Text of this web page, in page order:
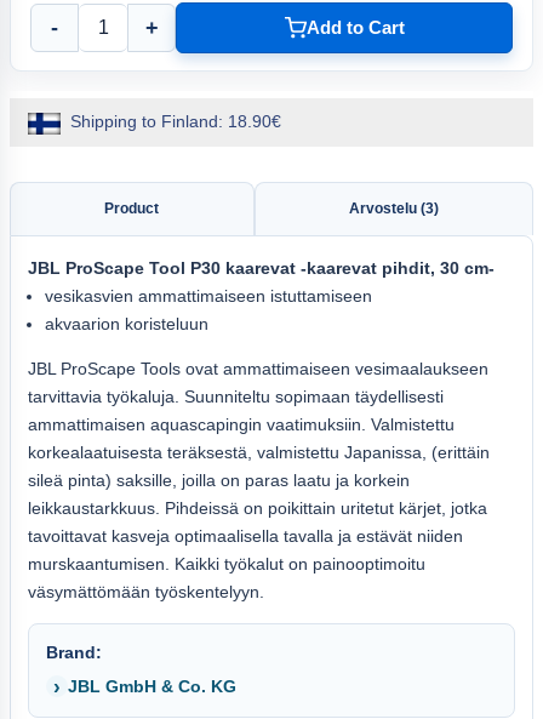
- + Add to Cart
Shipping to Finland: 18.90€
Product Arvostelu (3)
JBL ProScape Tool P30 kaarevat -kaarevat pihdit, 30 cm-
vesikasvien ammattimaiseen istuttamiseen
akvaarion koristeluun
JBL ProScape Tools ovat ammattimaiseen vesimaalaukseen
tarvittavia työkaluja. Suunniteltu sopimaan täydellisesti
ammattimaisen aquascapingin vaatimuksiin. Valmistettu
korkealaatuisesta teräksestä, valmistettu Japanissa, (erittäin
sileä pinta) saksille, joilla on paras laatu ja korkein
leikkaustarkkuus. Pihdeissä on poikittain uritetut kärjet, jotka
tavoittavat kasveja optimaalisella tavalla ja estävät niiden
murskaantumisen. Kaikki työkalut on painooptimoitu
väsymättömään työskentelyyn.
Brand:
JBL GmbH & Co. KG